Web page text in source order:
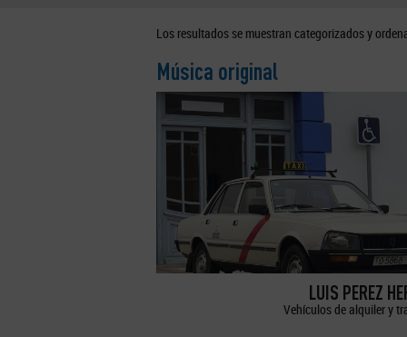
Los resultados se muestran categorizados y
Música original
LUIS PEREZ
Vehículos de alquiler y